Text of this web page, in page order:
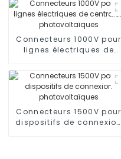
Connecteurs 1000V pour
lignes électriques de
photovoltaïques
Connecteurs 1500V pour
dispositifs de connexion